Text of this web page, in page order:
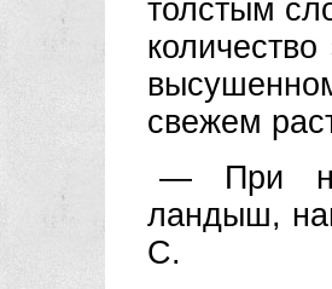
толстым
свежем
— При
ландыш,
С.